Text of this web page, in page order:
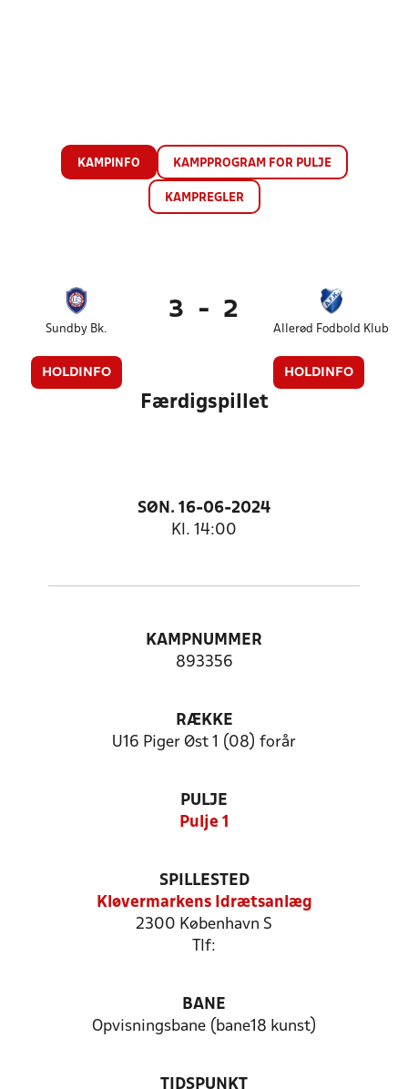
KAMPINFO KAMPPROGRAM FOR PULJE
KAMPREGLER
Sundby Bk.
HOLDINFO
3 - 2
Allerød Fodbold Klub
HOLDINFO
Færdigspillet
SØN. 16-06-2024
Kl. 14:00
KAMPNUMMER
893356
RÆKKE
U16 Piger Øst 1 (08) forår
PULJE
Pulje 1
SPILLESTED
Kløvermarkens Idrætsanlæg
2300 København S
Tlf:
BANE
Opvisningsbane (bane18 kunst)
TIDSPUNKT